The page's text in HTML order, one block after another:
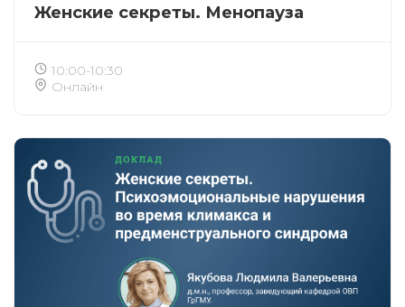
Женские секреты. Менопауза
10:00-10:30
Онлайн